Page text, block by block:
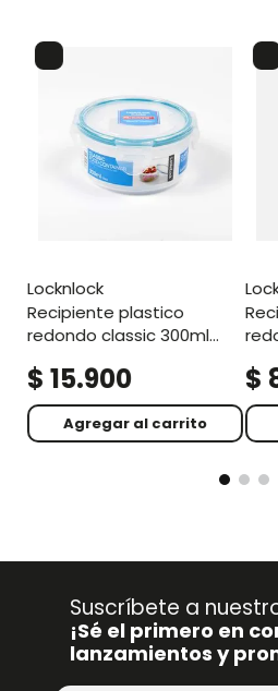
locknlock
recipiente plastico
redondo classic 300ml
$ 15.900
Agregar al carrito
recipiente plastico
$
Suscríbete a
¡Sé el primero en
lanzamientos y